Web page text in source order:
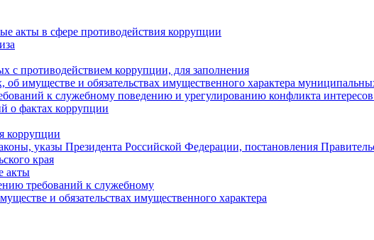
акты в сфере противодействия коррупции
с противодействием коррупции, для заполнения
об имуществе и обязательствах имущественного характера
к служебному поведению и урегулированию конфликта интересов
о фактах коррупции
коррупции
указы Президента Российской Федерации, постановления
края
акты
требований к служебному
и обязательствах имущественного характера